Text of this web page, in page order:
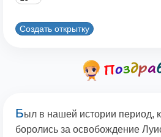
Создать открытку
Был в нашей истории период,
боролись за освобождение